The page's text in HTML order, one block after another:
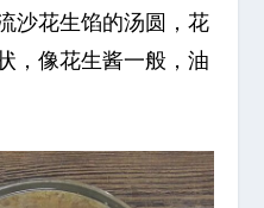
沙花生馅的汤圆，花
，像花生酱一般，油